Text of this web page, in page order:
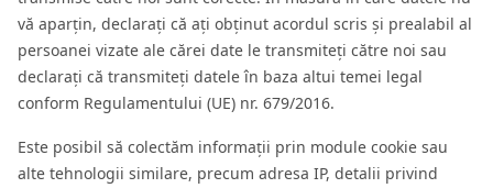
vă aparțin, declarați că ați obținut acordul scris și prealabil al
persoanei vizate ale cărei date le transmiteți către noi sau
declarați că transmiteți datele în baza altui temei legal
conform Regulamentului (UE) nr. 679/2016.
Este posibil să colectăm informații prin module cookie sau
alte tehnologii similare, precum adresa IP, detalii privind